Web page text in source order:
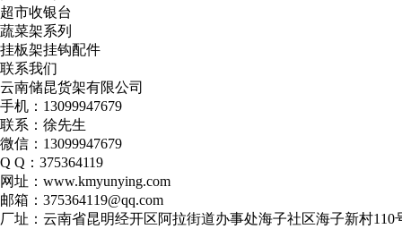
超市收银台
蔬菜架系列
挂板架挂钩配件
联系我们
云南储昆货架有限公司
手机：13099947679
联系：徐先生
微信：13099947679
Q Q：375364119
网址：www.kmyunying.com
邮箱：375364119@qq.com
厂址：云南省昆明经开区阿拉街道办事处海子社区海子新村110